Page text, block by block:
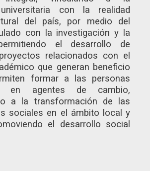
con la realidad
del país, por medio del
con la investigación y la
el desarrollo de
relacionados con el
que generan beneficio
formar a las personas
en agentes de cambio,
a la transformación de las
sociales en el ámbito local y
el desarrollo social